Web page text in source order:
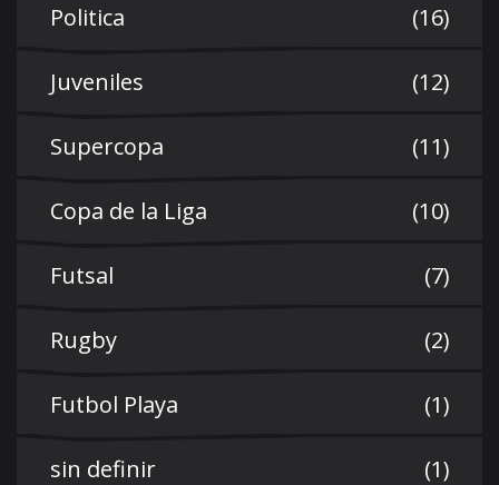
Politica (16)
Juveniles (12)
Supercopa (11)
Copa de la Liga (10)
Futsal (7)
Rugby (2)
Futbol Playa (1)
sin definir (1)